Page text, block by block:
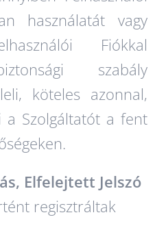
használatát vagy
Fiókkal
szabály
köteles azonnal,
a Szolgáltatót a fent
Elfelejtett Jelszó
regisztráltak